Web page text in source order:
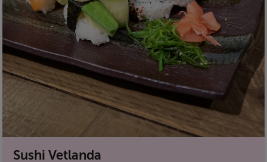
Sushi Vetlanda